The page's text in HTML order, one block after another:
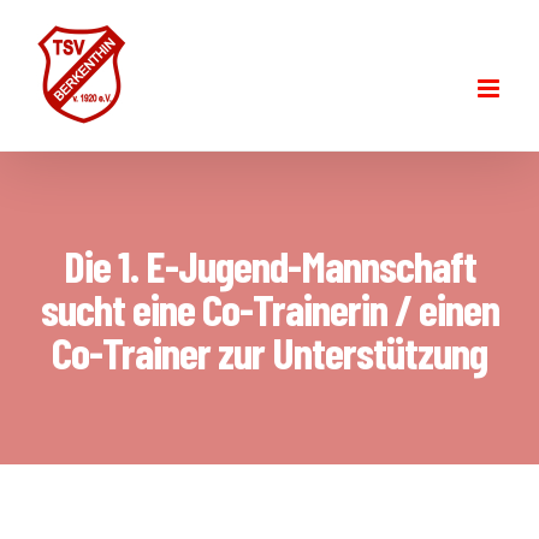
content
Die 1. E-Jugend-Mannschaft
sucht eine Co-Trainerin / einen
Co-Trainer zur Unterstützung